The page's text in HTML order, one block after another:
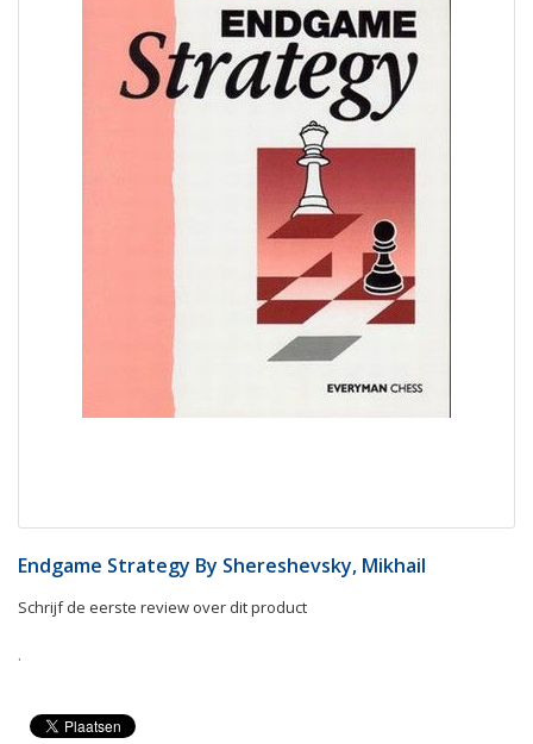
Endgame Strategy By Shereshevsky, Mikhail
Schrijf de eerste review over dit product
.